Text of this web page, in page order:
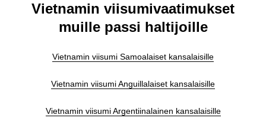
Vietnamin viisumivaatimukset
muille passi haltijoille
Vietnamin viisumi Samoalaiset kansalaisille
Vietnamin viisumi Anguillalaiset kansalaisille
Vietnamin viisumi Argentiinalainen kansalaisille